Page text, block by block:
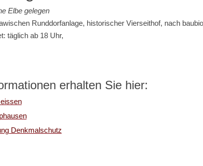
Elbe gelegen
Runddorfanlage, historischer Vierseithof, nach
täglich ab 18 Uhr,
erhalten Sie hier:
Denkmalschutz